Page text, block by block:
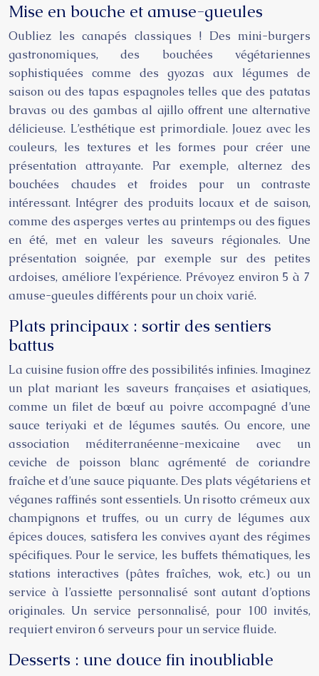
Mise en bouche et amuse-gueules
Oubliez les canapés classiques ! Des mini-burgers
gastronomiques, des bouchées végétariennes
sophistiquées comme des gyozas aux légumes de
saison ou des tapas espagnoles telles que des patatas
bravas ou des gambas al ajillo offrent une alternative
délicieuse. L’esthétique est primordiale. Jouez avec les
couleurs, les textures et les formes pour créer une
présentation attrayante. Par exemple, alternez des
bouchées chaudes et froides pour un contraste
intéressant. Intégrer des produits locaux et de saison,
comme des asperges vertes au printemps ou des figues
en été, met en valeur les saveurs régionales. Une
présentation soignée, par exemple sur des petites
ardoises, améliore l’expérience. Prévoyez environ 5 à 7
amuse-gueules différents pour un choix varié.
Plats principaux : sortir des sentiers
battus
La cuisine fusion offre des possibilités infinies. Imaginez
un plat mariant les saveurs françaises et asiatiques,
comme un filet de bœuf au poivre accompagné d’une
sauce teriyaki et de légumes sautés. Ou encore, une
association méditerranéenne-mexicaine avec un
ceviche de poisson blanc agrémenté de coriandre
fraîche et d’une sauce piquante. Des plats végétariens et
véganes raffinés sont essentiels. Un risotto crémeux aux
champignons et truffes, ou un curry de légumes aux
épices douces, satisfera les convives ayant des régimes
spécifiques. Pour le service, les buffets thématiques, les
stations interactives (pâtes fraîches, wok, etc.) ou un
service à l’assiette personnalisé sont autant d’options
originales. Un service personnalisé, pour 100 invités,
requiert environ 6 serveurs pour un service fluide.
Desserts : une douce fin inoubliable